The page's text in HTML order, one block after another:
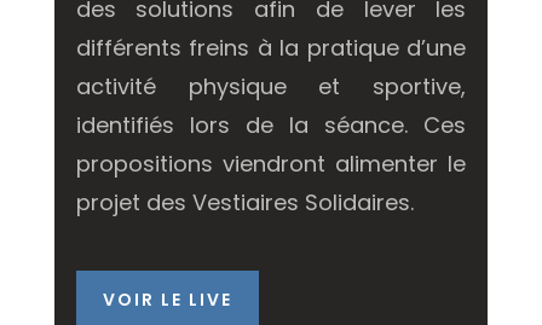
des solutions afin de lever les
différents freins à la pratique d’une
activité physique et sportive,
identifiés lors de la séance. Ces
propositions viendront alimenter le
projet des Vestiaires Solidaires.
VOIR LE LIVE